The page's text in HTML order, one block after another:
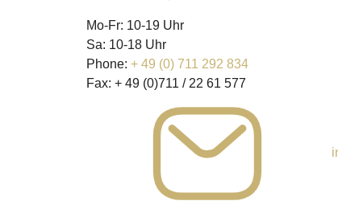
Mo-Fr: 10-19 Uhr
Sa: 10-18 Uhr
Phone: + 49 (0) 711 292 834
Fax: + 49 (0)711 / 22 61 577